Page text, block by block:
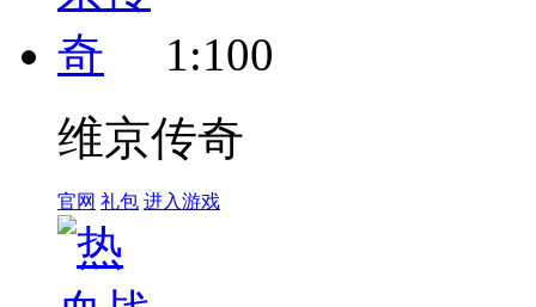
1:100
维京传奇
官网 礼包 进入游戏